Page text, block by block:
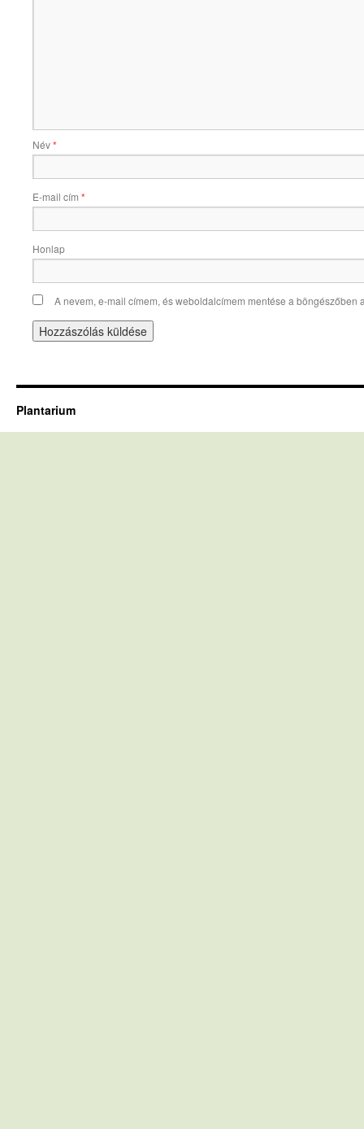
Név*
E-mail cím *
Honlap
A nevem, e-mail címem, és weboldalcímem mentése a böngészőben
Plantarium